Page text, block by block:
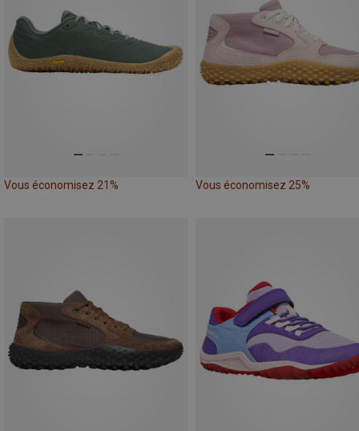
Vous économisez 21% Vous économisez 25%